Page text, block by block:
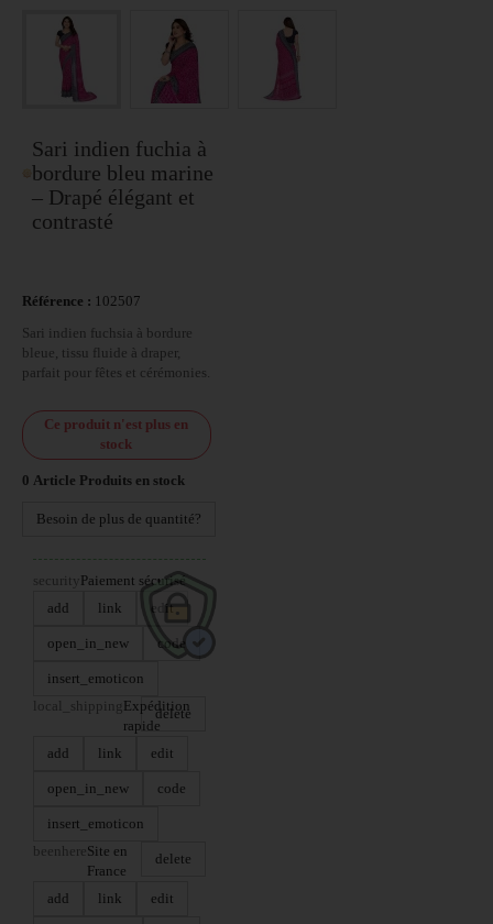
Sari indien fuchia à
bordure bleu marine
– Drapé élégant et
contrasté
Référence : 102507
Sari indien fuchsia à bordure
bleue, tissu fluide à draper,
parfait pour fêtes et cérémonies.
Ce produit n'est plus en
stock
0 Article Produits en stock
Besoin de plus de quantité?
security Paiement sécurisé
add
link edit
open_in_new code
insert_emoticon
delete
local_shipping Expédition
rapide
add
link edit
open_in_new code
insert_emoticon
delete
beenhereSite en
France
add
link edit